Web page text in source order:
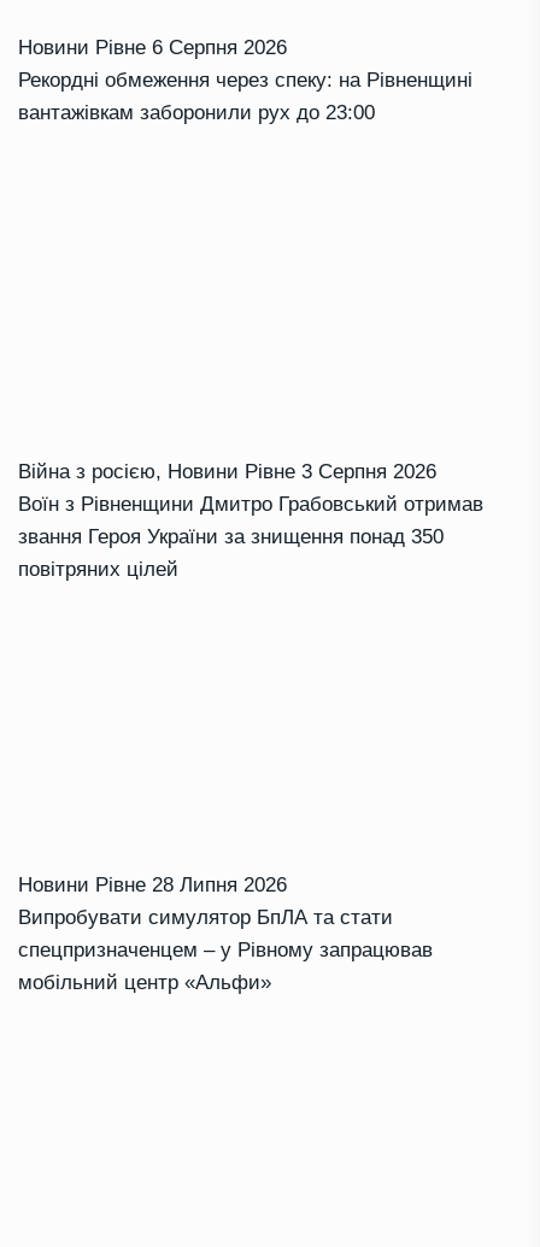
Новини Рівне 6 Серпня 2026
Рекордні обмеження через спеку: на Рівненщині
вантажівкам заборонили рух до 23:00
Війна з росією, Новини Рівне 3 Серпня 2026
Воїн з Рівненщини Дмитро Грабовський отримав
звання Героя України за знищення понад 350
повітряних цілей
Новини Рівне 28 Липня 2026
Випробувати симулятор БпЛА та стати
спецпризначенцем – у Рівному запрацював
мобільний центр «Альфи»